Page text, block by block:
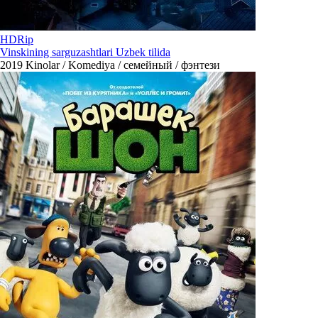
HDRip
Vinskining sarguzashtlari Uzbek tilida
2019 Kinolar / Komediya / семейный / фэнтези